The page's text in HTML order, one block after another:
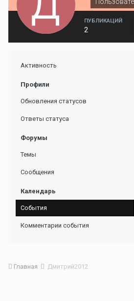
ПУБЛИКАЦИЙ
2
Активность
Профили
Обновления статусов
Ответы статуса
Форумы
Темы
Сообщения
Календарь
События
Комментарии события
Главная Дмитрий2012